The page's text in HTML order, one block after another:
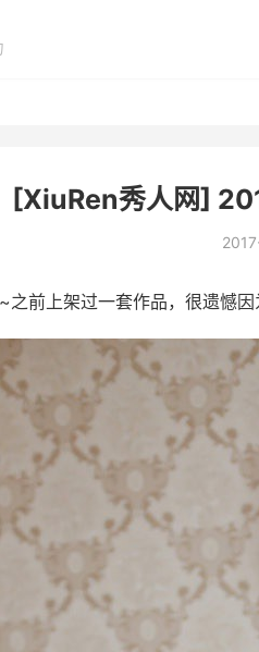
[XiuRen秀人网]
前上架过一套作品，很遗憾